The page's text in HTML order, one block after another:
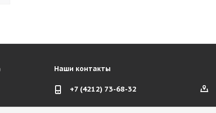
Наши контакты
+7 (4212) 73-68-32